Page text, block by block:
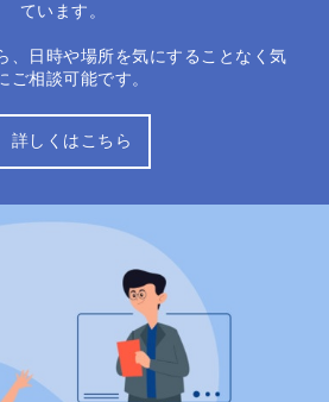
ています。
、日時や場所を気にすることなく気
ご相談可能です。
詳しくはこちら